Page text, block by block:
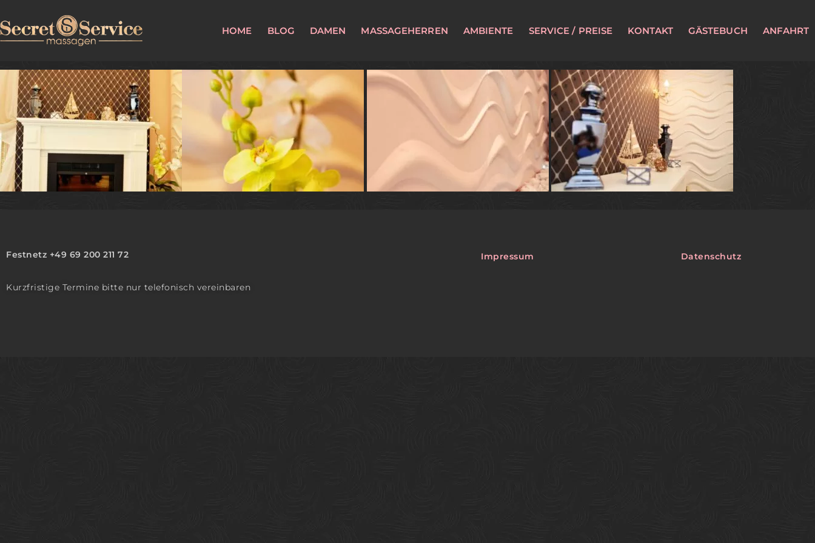
HOME BLOG DAMEN MASSAGEHERREN AMBIENTE SERVICE / PREISE KONTAKT GÄSTEBUCH ANFAHRT
Festnetz +49 69 200 211 72
Kurzfristige Termine bitte nur telefonisch vereinbaren
Impressum Datenschutz